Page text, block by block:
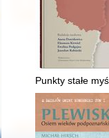
Punkty stałe